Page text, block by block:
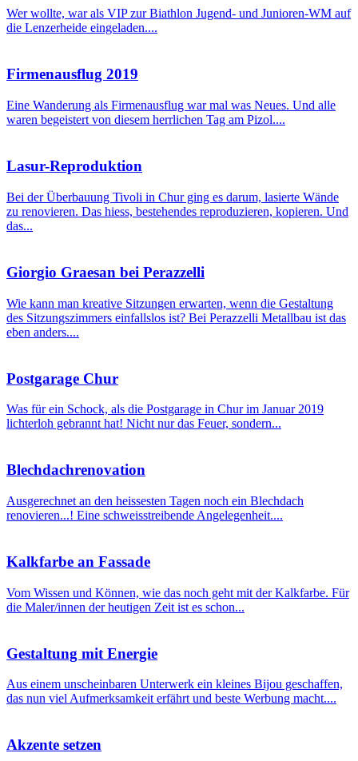
Wer wollte, war als VIP zur Biathlon Jugend- und Junioren-WM auf
die Lenzerheide eingeladen....
Firmenausflug 2019
Eine Wanderung als Firmenausflug war mal was Neues. Und alle
waren begeistert von diesem herrlichen Tag am Pizol....
Lasur-Reproduktion
Bei der Überbauung Tivoli in Chur ging es darum, lasierte Wände
zu renovieren. Das hiess, bestehendes reproduzieren, kopieren. Und
das...
Giorgio Graesan bei Perazzelli
Wie kann man kreative Sitzungen erwarten, wenn die Gestaltung
des Sitzungszimmers einfallslos ist? Bei Perazzelli Metallbau ist das
eben anders....
Postgarage Chur
Was für ein Schock, als die Postgarage in Chur im Januar 2019
lichterloh gebrannt hat! Nicht nur das Feuer, sondern...
Blechdachrenovation
Ausgerechnet an den heissesten Tagen noch ein Blechdach
renovieren...! Eine schweisstreibende Angelegenheit....
Kalkfarbe an Fassade
Vom Wissen und Können, wie das noch geht mit der Kalkfarbe. Für
die Maler/innen der heutigen Zeit ist es schon...
Gestaltung mit Energie
Aus einem unscheinbaren Unterwerk ein kleines Bijou geschaffen,
das nun viel Aufmerksamkeit erfährt und beste Werbung macht....
Akzente setzen